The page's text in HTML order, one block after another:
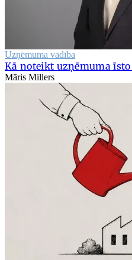
Uzņēmuma vadība
Kā noteikt uzņēmuma
Māris Millers